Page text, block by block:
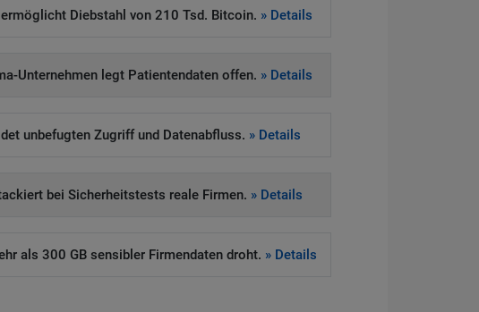
Diebstahl von 210 Tsd. Bitcoin. » Details
Unternehmen legt Patientendaten offen. » Details
unbefugten Zugriff und Datenabfluss. » Details
bei Sicherheitstests reale Firmen. » Details
als 300 GB sensibler Firmendaten droht. » Details